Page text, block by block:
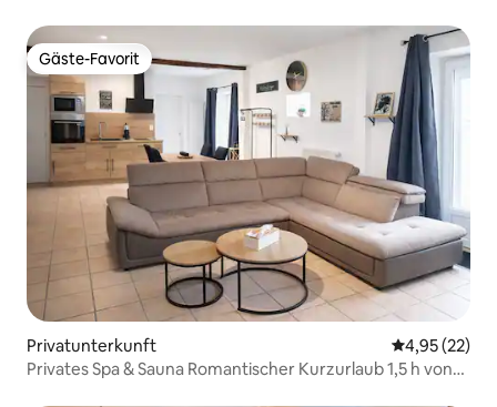
Gäste-Favorit
Gäste-Favorit
Privatunterkunft
4,95 (22)
Privates Spa & Sauna Romantischer Kurzurlaub 1,5 h von